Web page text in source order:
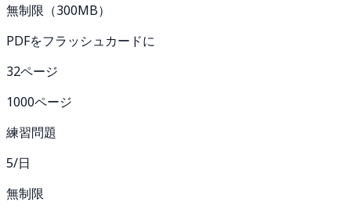
無制限（300MB）
PDFをフラッシュカードに
32ページ
1000ページ
練習問題
5/日
無制限